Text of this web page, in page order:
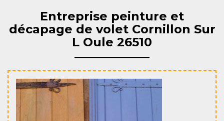
Entreprise peinture et
décapage de volet Cornillon Sur
L Oule 26510